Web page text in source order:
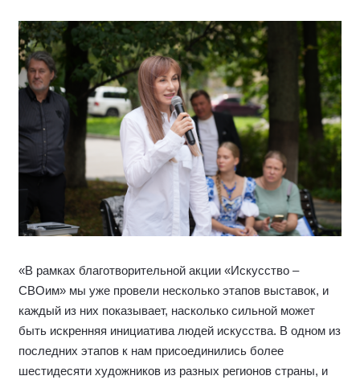
«В рамках благотворительной акции «Искусство –
СВОим» мы уже провели несколько этапов выставок, и
каждый из них показывает, насколько сильной может
быть искренняя инициатива людей искусства. В одном из
последних этапов к нам присоединились более
шестидесяти художников из разных регионов страны, и